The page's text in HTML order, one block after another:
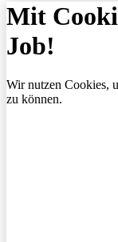
Mit
Job!
Wir nutzen Cookies,
zu können.